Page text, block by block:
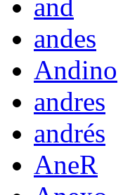
and
andes
Andino
andres
andrés
AneR